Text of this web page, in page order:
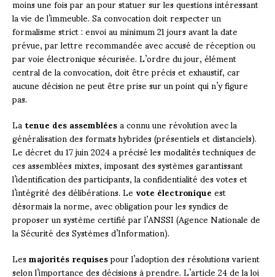
la vie de l’immeuble. Sa convocation doit respecter un
formalisme strict : envoi au minimum 21 jours avant la date
prévue, par lettre recommandée avec accusé de réception ou
par voie électronique sécurisée. L’ordre du jour, élément
central de la convocation, doit être précis et exhaustif, car
aucune décision ne peut être prise sur un point qui n’y figure
pas.
Latenue des assembléesa connu une révolution avec la
généralisation des formats hybrides (présentiels et distanciels).
Le décret du 17 juin 2024 a précisé les modalités techniques de
ces assemblées mixtes, imposant des systèmes garantissant
l’identification des participants, la confidentialité des votes et
l’intégrité des délibérations. Levote électroniqueest
désormais la norme, avec obligation pour les syndics de
proposer un système certifié par l’ANSSI (Agence Nationale de
la Sécurité des Systèmes d’Information).
Lesmajorités requisespour l’adoption des résolutions varient
selon l’importance des décisions à prendre. L’article 24 de la loi